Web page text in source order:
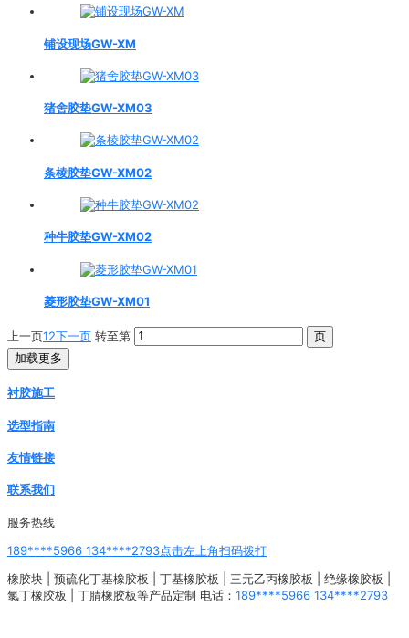
铺设现场GW-XM
猪舍胶垫GW-XM03
条棱胶垫GW-XM02
种牛胶垫GW-XM02
菱形胶垫GW-XM01
上一页12下一页 转至第
加载更多
衬胶施工
选型指南
友情链接
联系我们
服务热线
189****5966 134****2793点击左上角扫码拨打
橡胶块 | 预硫化丁基橡胶板 | 丁基橡胶板 | 三元乙丙橡胶板 | 绝缘橡胶板 |
氯丁橡胶板 | 丁腈橡胶板等产品定制 电话： 189****5966 134****2793